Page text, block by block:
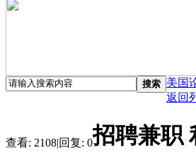
搜索 美国
返回
查看: 2108|回复: 0招聘兼职